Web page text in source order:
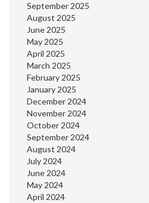
September 2025
August 2025
June 2025
May 2025
April 2025
March 2025
February 2025
January 2025
December 2024
November 2024
October 2024
September 2024
August 2024
July 2024
June 2024
May 2024
April 2024